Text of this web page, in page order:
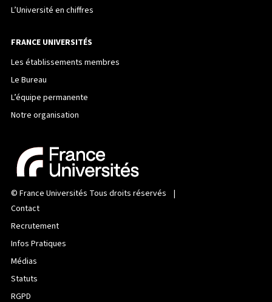
L’Université en chiffres
FRANCE UNIVERSITÉS
Les établissements membres
Le Bureau
L’équipe permanente
Notre organisation
© France Universités Tous droits réservés |
Contact
Recrutement
Infos Pratiques
Médias
Statuts
RGPD